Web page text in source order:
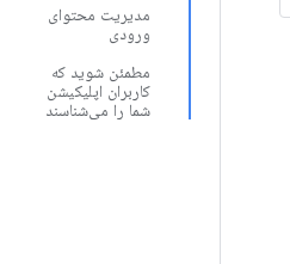
مدیریت محتوای
ورودی
مطمئن شوید که
کاربران اپلیکیشن
شما را می‌شناسند